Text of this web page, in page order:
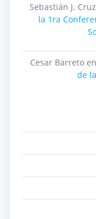
Sebastián J. Cruz
la 1ra
Cesar Barretoen
de